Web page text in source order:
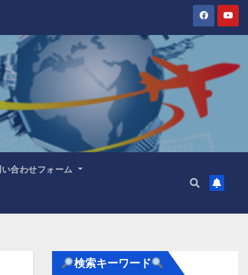
い合わせフォーム
検索キーワード